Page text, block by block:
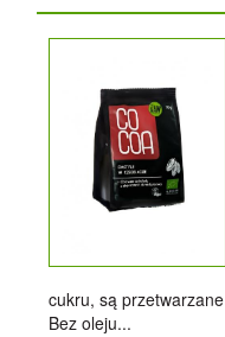
cukru, są
Bez oleju...